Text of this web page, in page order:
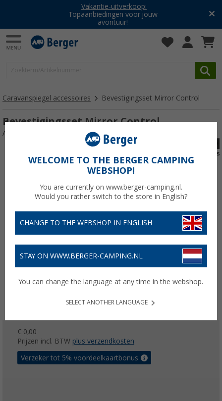
Vakantie-uitverkoop:
Topaanbiedingen voor jouw
avontuur!
Caravanspiegel accessoires Bevestigingsset Mirror Control
Bevestigingsset Mirror Control
Artikelnr: BefestigungsSetMirrorControl107133
€ 0,00
Prijzen incl. BTW plus verzendkosten
Verzeker tot 5% voordeelkaartbonus
WELCOME TO THE BERGER CAMPING
WEBSHOP!
You are currently on www.berger-camping.nl.
Would you rather switch to the store in English?
CHANGE TO THE WEBSHOP IN ENGLISH
STAY ON WWW.BERGER-CAMPING.NL
You can change the language at any time in the webshop.
SELECT ANOTHER LANGUAGE